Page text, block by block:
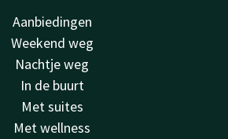
Aanbiedingen
Weekend weg
Nachtje weg
In de buurt
Met suites
Met wellness